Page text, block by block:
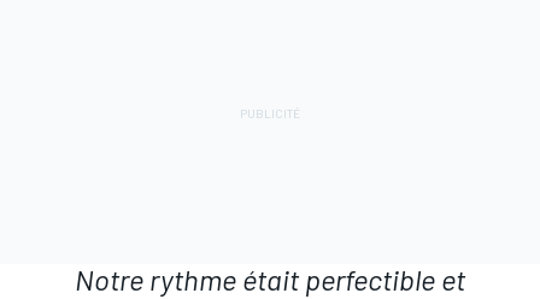
Notre rythme était perfectible et